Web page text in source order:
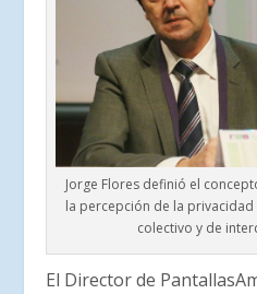
Jorge Flores definió el
la percepción de la
colectivo y de
El Director de